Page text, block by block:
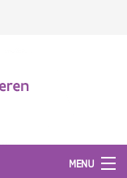
MENU